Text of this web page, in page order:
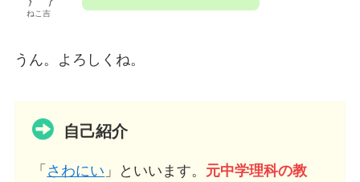
ねこ吉
うん。よろしくね。
自己紹介
「 さわにい 」といいます。 元中学理科の教